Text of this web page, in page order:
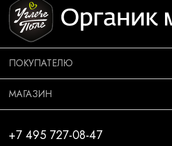
ПОКУПАТЕЛЮ
МАГАЗИН
+7 495 727-08-47